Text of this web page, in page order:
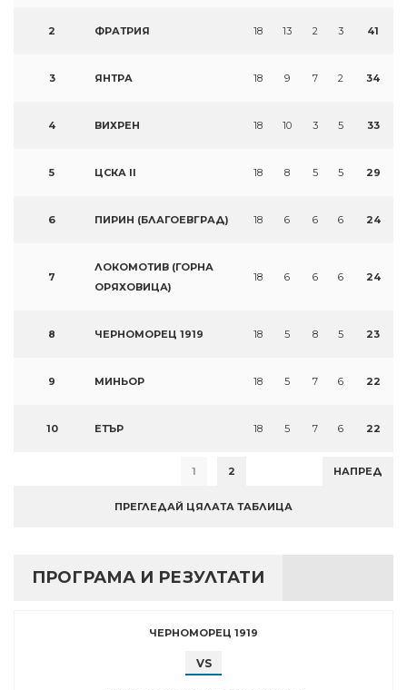
2 ФРАТРИЯ 18 13 2 3 41
3 ЯНТРА 18 9 7 2 34
4 ВИХРЕН 18 10 3 5 33
5 ЦСКА II 18 8 5 5 29
6 ПИРИН (БЛАГОЕВГРАД) 18 6 6 6 24
7
ЛОКОМОТИВ (ГОРНА
ОРЯХОВИЦА)
18 6 6 6 24
8 ЧЕРНОМОРЕЦ 1919 18 5 8 5 23
9 МИНЬОР 18 5 7 6 22
10 ЕТЪР 18 5 7 6 22
1 2 НАПРЕД
ПРЕГЛЕДАЙ ЦЯЛАТА ТАБЛИЦА
ПРОГРАМА И РЕЗУЛТАТИ
ЧЕРНОМОРЕЦ 1919
VS